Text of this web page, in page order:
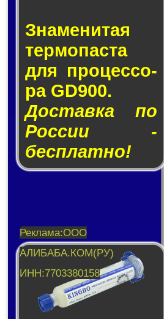
Знаменитая
тер­мо­пас­та
для про­цес­со­
ра GD900.
Доставка по
России -
бесплатно!